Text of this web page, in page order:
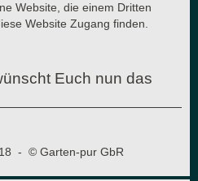
Website, die einem Dritten
Website Zugang finden.
Euch nun das
- © Garten-pur GbR